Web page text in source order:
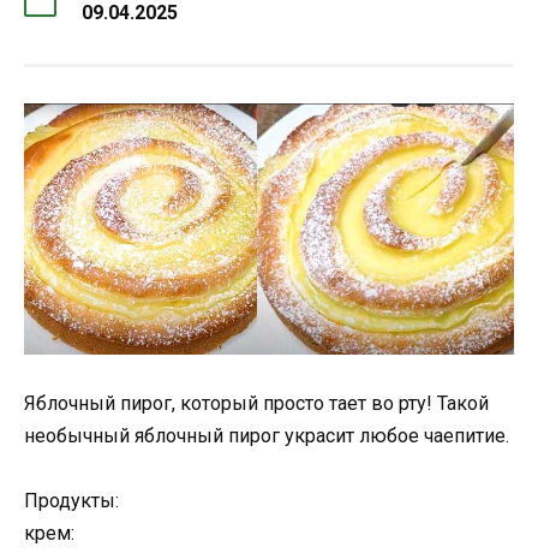
09.04.2025
Яблочный пирог, который просто тает во рту! Такой
необычный яблочный пирог украсит любое чаепитие.
Продукты:
крем: